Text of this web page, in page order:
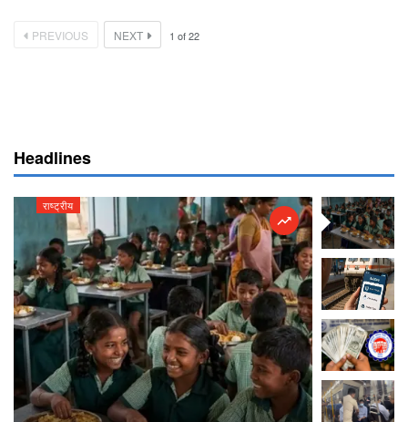
PREVIOUS NEXT 1 of22
Headlines
राष्ट्रीय राष्ट्रीय